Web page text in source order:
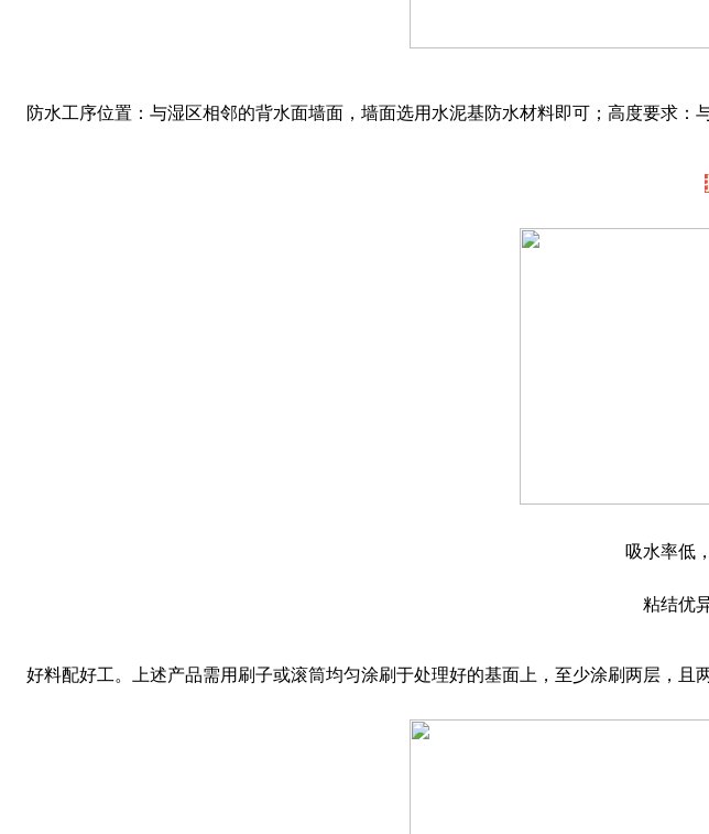
防水工序位置：与湿区相邻的背水面墙面，墙面选用水泥基防水材料即可；高度要求：
吸水率低
粘结优
好料配好工。上述产品需用刷子或滚筒均匀涂刷于处理好的基面上，至少涂刷两层，且